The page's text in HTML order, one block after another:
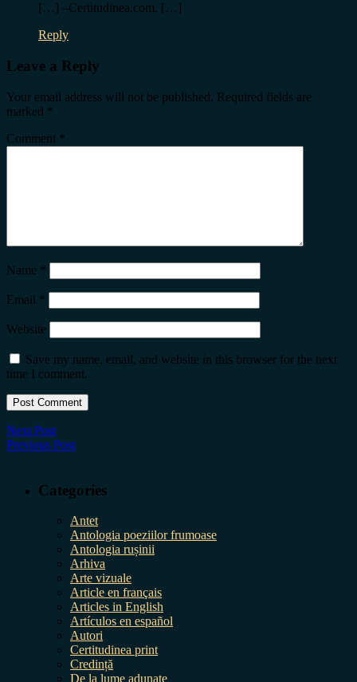
[…] –Certitudinea.com. […]
Reply
Leave a Reply
Your email address will not be published. Required fields are
marked *
Comment *
Name *
Email *
Website
Save my name, email, and website in this browser for the next
time I comment.
Next Post
Previous Post
Categories
Antet
Antologia poeziilor frumoase
Antologia rușinii
Arhiva
Arte vizuale
Article en français
Articles in English
Artículos en español
Autori
Certitudinea print
Credință
De la lume adunate